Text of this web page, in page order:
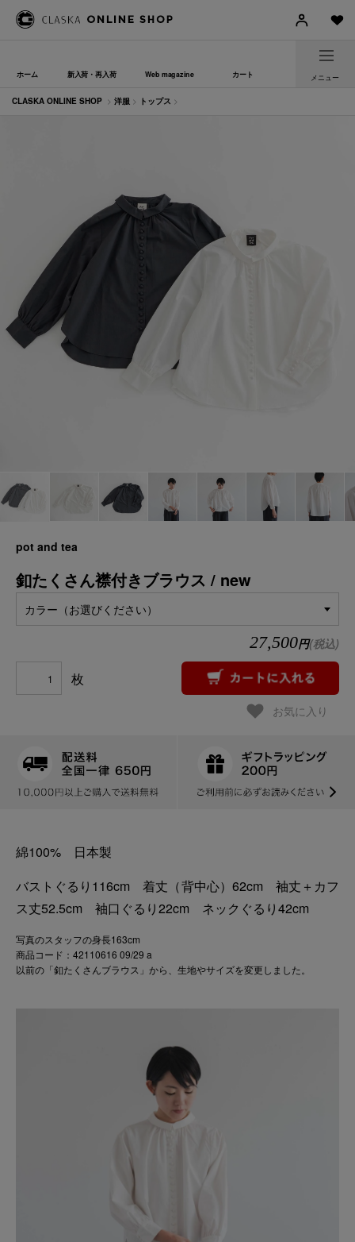
ホーム 新入荷・再入荷 Web magazine カート メニュー
CLASKA ONLINE SHOP > 洋服 > トップス >
pot and tea
釦たくさん襟付きブラウス / new
カラー（お選びください）
27,500円(税込)
枚
お気に入り
綿100% 日本製
バストぐるり116cm 着丈（背中心）62cm 袖丈＋カフ
ス丈52.5cm 袖口ぐるり22cm ネックぐるり42cm
写真のスタッフの身長163cm
商品コード：42110616 09/29 a
以前の「釦たくさんブラウス」から、生地やサイズを変更しました。